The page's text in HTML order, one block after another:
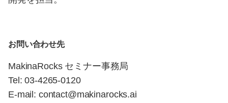
お問い合わせ先
MakinaRocks セミナー事務局
Tel: 03-4265-0120
E-mail: contact@makinarocks.ai